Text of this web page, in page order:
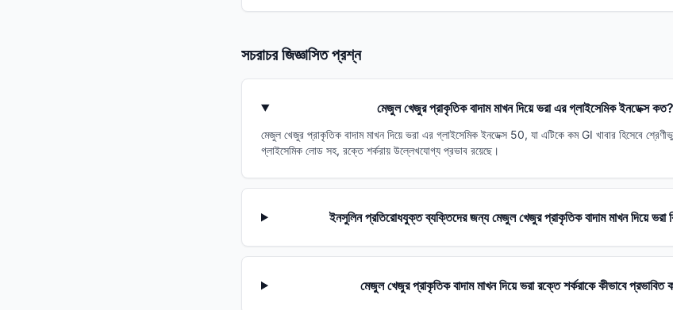
সচরাচর জিজ্ঞাসিত প্রশ্ন
মেজুল খেজুর প্রাকৃতিক বাদাম মাখন দিয়ে ভরা এর গ্লাইসেমিক ইনডেক্স কত?
মেজুল খেজুর প্রাকৃতিক বাদাম মাখন দিয়ে ভরা এর গ্লাইসেমিক ইনডেক্স 50, যা এটিকে কম GI খাবার হিসেবে
গ্লাইসেমিক লোড সহ, রক্তে শর্করায় উল্লেখযোগ্য প্রভাব রয়েছে।
ইনসুলিন প্রতিরোধযুক্ত ব্যক্তিদের জন্য মেজুল খেজুর প্রাকৃতিক বাদাম মাখন দিয়ে
মেজুল খেজুর প্রাকৃতিক বাদাম মাখন দিয়ে ভরা রক্তে শর্করাকে কীভাবে প্রভাবিত